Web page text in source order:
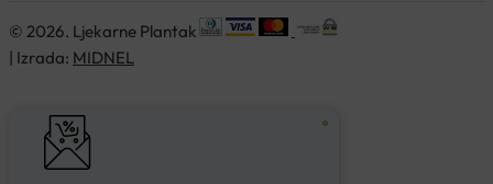
© 2026. Ljekarne Plantak
| Izrada: MIDNEL